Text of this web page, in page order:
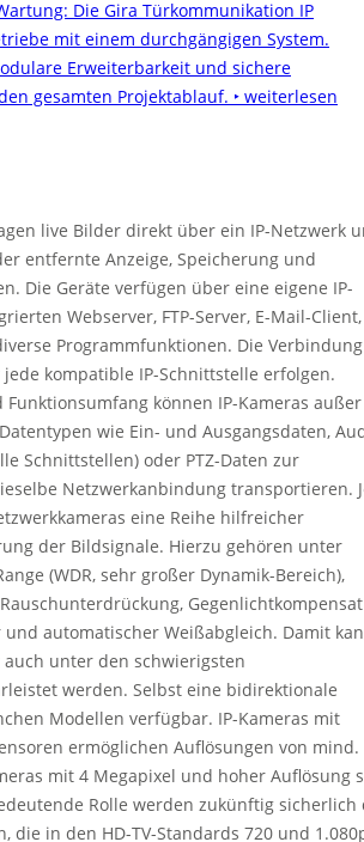
Die Gira Türkommunikation IP
mit einem durchgängigen System.
Erweiterbarkeit und sichere
gesamten Projektablauf. ‣ weiterlesen
live Bilder direkt über ein IP-Netzwerk
entfernte Anzeige, Speicherung und
Die Geräte verfügen über eine eigene IP-
Webserver, FTP-Server, E-Mail-Client,
Programmfunktionen. Die
kompatible IP-Schnittstelle erfolgen.
können IP-Kameras außer
wie Ein- und Ausgangsdaten,
Schnittstellen) oder PTZ-Daten zur
Netzwerkanbindung transportieren.
eine Reihe hilfreicher
der Bildsignale. Hierzu gehören unter
(WDR, sehr großer Dynamik-Bereich),
und automatischer Weißabgleich. Damit
unter den schwierigsten
werden. Selbst eine bidirektionale
Modellen verfügbar. IP-Kameras mit
ermöglichen Auflösungen von mind.
mit 4 Megapixel und hoher Auflösung
Rolle werden zukünftig sicherlich
die in den HD-TV-Standards 720 und